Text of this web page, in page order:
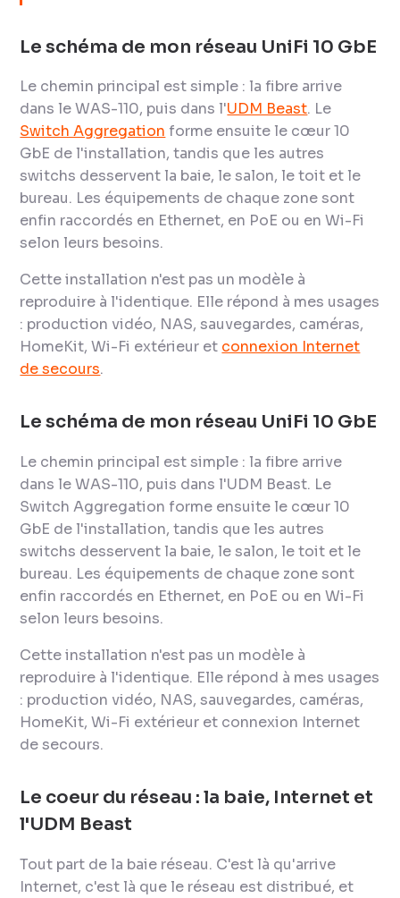
Le schéma de mon réseau UniFi 10 GbE
Le chemin principal est simple : la fibre arrive
dans le WAS-110, puis dans l'UDM Beast. Le
Switch Aggregation forme ensuite le cœur 10
GbE de l'installation, tandis que les autres
switchs desservent la baie, le salon, le toit et le
bureau. Les équipements de chaque zone sont
enfin raccordés en Ethernet, en PoE ou en Wi-Fi
selon leurs besoins.
Cette installation n'est pas un modèle à
reproduire à l'identique. Elle répond à mes usages
: production vidéo, NAS, sauvegardes, caméras,
HomeKit, Wi-Fi extérieur et connexion Internet
de secours.
Le schéma de mon réseau UniFi 10 GbE
Le chemin principal est simple : la fibre arrive
dans le WAS-110, puis dans l'UDM Beast. Le
Switch Aggregation forme ensuite le cœur 10
GbE de l'installation, tandis que les autres
switchs desservent la baie, le salon, le toit et le
bureau. Les équipements de chaque zone sont
enfin raccordés en Ethernet, en PoE ou en Wi-Fi
selon leurs besoins.
Cette installation n'est pas un modèle à
reproduire à l'identique. Elle répond à mes usages
: production vidéo, NAS, sauvegardes, caméras,
HomeKit, Wi-Fi extérieur et connexion Internet
de secours.
Le coeur du réseau : la baie, Internet et
l'UDM Beast
Tout part de la baie réseau. C'est là qu'arrive
Internet, c'est là que le réseau est distribué, et